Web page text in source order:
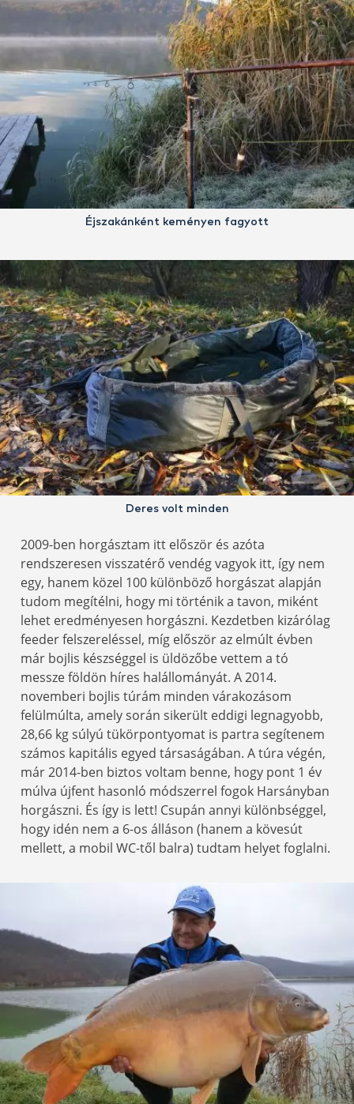
Éjszakánként keményen fagyott
Deres volt minden
2009-ben horgásztam itt először és azóta
rendszeresen visszatérő vendég vagyok itt, így nem
egy, hanem közel 100 különböző horgászat alapján
tudom megítélni, hogy mi történik a tavon, miként
lehet eredményesen horgászni. Kezdetben kizárólag
feeder felszereléssel, míg először az elmúlt évben
már bojlis készséggel is üldözőbe vettem a tó
messze földön híres halállományát. A 2014.
novemberi bojlis túrám minden várakozásom
felülmúlta, amely során sikerült eddigi legnagyobb,
28,66 kg súlyú tükörpontyomat is partra segítenem
számos kapitális egyed társaságában. A túra végén,
már 2014-ben biztos voltam benne, hogy pont 1 év
múlva újfent hasonló módszerrel fogok Harsányban
horgászni. És így is lett! Csupán annyi különbséggel,
hogy idén nem a 6-os álláson (hanem a kövesút
mellett, a mobil WC-től balra) tudtam helyet foglalni.